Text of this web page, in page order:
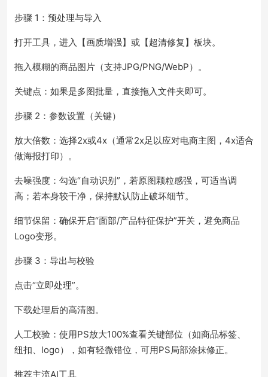
步骤 1：预处理与导入
打开工具，进入【画质增强】或【超清修复】板块。
拖入模糊的商品图片（支持JPG/PNG/WebP）。
关键点：如果是多图批量，直接拖入文件夹即可。
步骤 2：参数设置（关键）
放大倍数：选择2x或4x（通常2x足以应对电商主图，4x适合
做海报打印）。
去噪强度：勾选“自动识别”，若原图颗粒感强，可适当调
高；若本身较干净，保持默认防止破坏细节。
细节保留：确保开启“面部/产品特征保护”开关，避免商品
Logo变形。
步骤 3：导出与校验
点击“立即处理”。
下载处理后的高清图。
人工校验：使用PS放大100%查看关键部位（如商品标签、
纽扣、logo），如有轻微错位，可用PS局部涂抹修正。
推荐主流AI工具